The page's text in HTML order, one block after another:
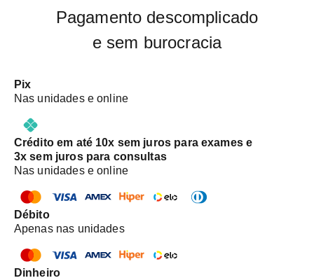
Pagamento descomplicado
e sem burocracia
Pix
Nas unidades e online
Crédito em até 10x sem juros para exames e
3x sem juros para consultas
Nas unidades e online
Débito
Apenas nas unidades
Dinheiro